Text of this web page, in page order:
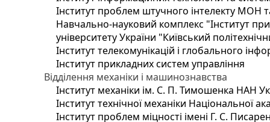
Інститут проблем штучного інтелекту МОН
Навчально-науковий комплекс "Інститут
університету України "Київський
Інститут телекомунікацій і глобального
Інститут прикладних систем управління
Відділення механіки і машинознавства
Інститут механіки ім. С. П. Тимошенка НАН
Інститут технічної механіки Національної
Інститут проблем міцності імені Г. С.